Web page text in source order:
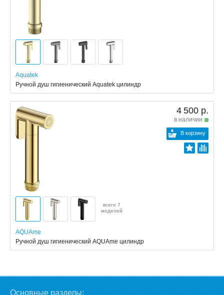
Aquatek
Ручной душ гигиенический Aquatek цилиндр
4 500 р.
в наличии
В корзину
всего 7
моделей
AQUAme
Ручной душ гигиенический AQUAme цилиндр
Основные разделы: